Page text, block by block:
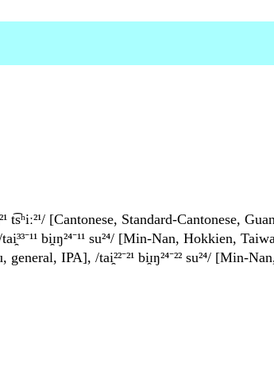
[Cantonese, Standard-Cantonese,
bi̯ɪŋ²⁴⁻¹¹ su²⁴/ [Min-Nan, Hokkien,
IPA], /tai̯²²⁻²¹ bi̯ɪŋ²⁴⁻²² su²⁴/